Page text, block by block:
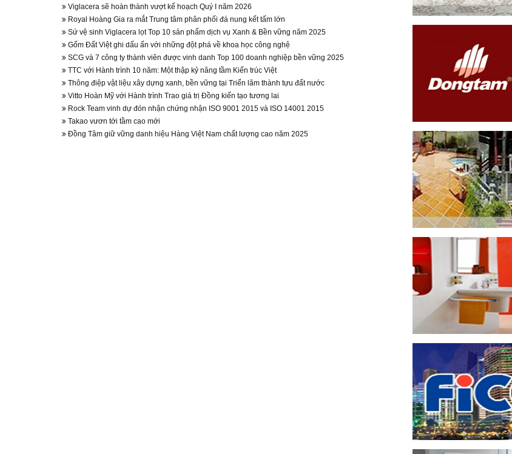
Viglacera sẽ hoàn thành vượt kế hoạch Quý I năm 2026
Royal Hoàng Gia ra mắt Trung tâm phân phối đá nung kết tấm lớn
Sứ vệ sinh Viglacera lọt Top 10 sản phẩm dịch vụ Xanh & Bền vững năm 2025
Gốm Đất Việt ghi dấu ấn với những đột phá về khoa học công nghệ
SCG và 7 công ty thành viên được vinh danh Top 100 doanh nghiệp bền vững 2025
TTC với Hành trình 10 năm: Một thập kỷ nâng tầm Kiến trúc Việt
Thông điệp vật liệu xây dựng xanh, bền vững tại Triển lãm thành tựu đất nước
Vitto Hoàn Mỹ với Hành trình Trao giá trị Đồng kiến tạo tương lai
Rock Team vinh dự đón nhận chứng nhận ISO 9001 2015 và ISO 14001 2015
Takao vươn tới tầm cao mới
Đồng Tâm giữ vững danh hiệu Hàng Việt Nam chất lượng cao năm 2025